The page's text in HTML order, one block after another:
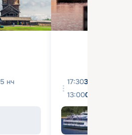
5 нч
17:3031 августа
13:0004 сентября